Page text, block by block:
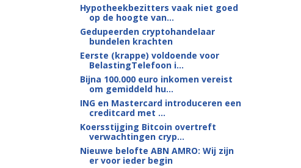
Hypotheekbezitters vaak niet goed
op de hoogte van...
Gedupeerden cryptohandelaar
bundelen krachten
Eerste (krappe) voldoende voor
BelastingTelefoon i...
Bijna 100.000 euro inkomen vereist
om gemiddeld hu...
ING en Mastercard introduceren een
creditcard met ...
Koersstijging Bitcoin overtreft
verwachtingen cryp...
Nieuwe belofte ABN AMRO: Wij zijn
er voor ieder begin